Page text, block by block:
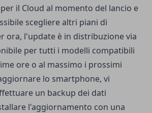
per il Cloud al momento del lancio e
scegliere altri piani di
ora, l'update è in distribuzione via
per tutti i modelli compatibili
ore o al massimo i prossimi
lo smartphone, vi
un backup dei dati
l'aggiornamento con una